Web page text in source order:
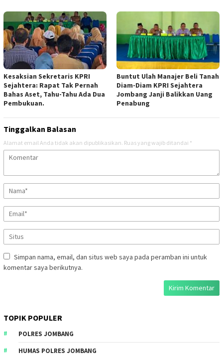
Kesaksian Sekretaris KPRI
Sejahtera: Rapat Tak Pernah
Bahas Aset, Tahu-Tahu Ada Dua
Pembukuan.
Buntut Ulah Manajer Beli Tanah
Diam-Diam KPRI Sejahtera
Jombang Janji Balikkan Uang
Penabung
Tinggalkan Balasan
Alamat email Anda tidak akan dipublikasikan. Ruas yang wajib ditandai *
Simpan nama, email, dan situs web saya pada peramban ini untuk
komentar saya berikutnya.
TOPIK POPULER
POLRES JOMBANG
HUMAS POLRES JOMBANG